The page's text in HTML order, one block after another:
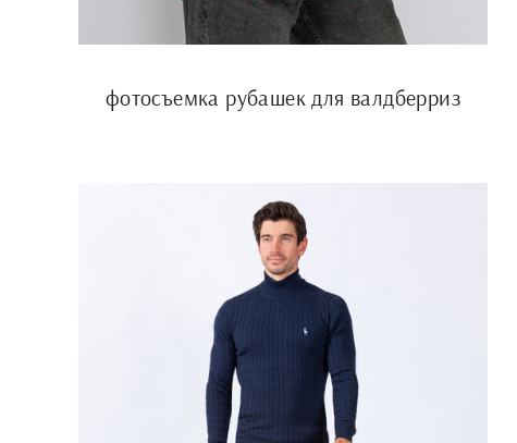
фотосъемка рубашек для валдберриз